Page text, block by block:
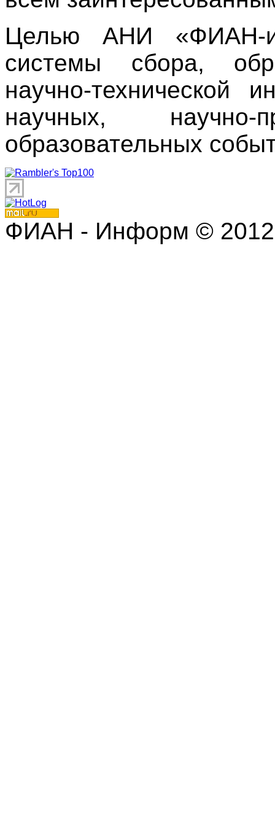
Целью АНИ «ФИАН-
системы сбора,
научно-технической
научных,
образовательных
ФИАН - Информ © 2012